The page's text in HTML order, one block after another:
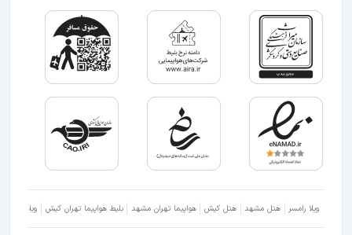
ویلا رامسر هتل مشهد هتل کیش هواپیما تهران مشهد بلیط هواپیما تهران کیش ویلا شمال